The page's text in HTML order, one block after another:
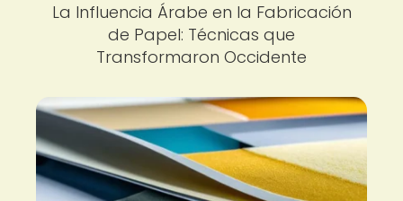
La Influencia Árabe en la Fabricación
de Papel: Técnicas que
Transformaron Occidente